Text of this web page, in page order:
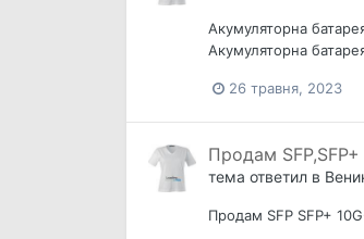
Акумуляторна
Акумуляторна
26 травня, 2023
Продам
тема ответил в
Продам SFP SFP+